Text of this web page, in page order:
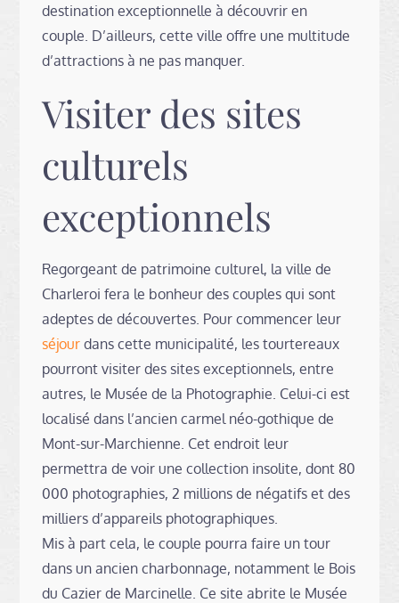
destination exceptionnelle à découvrir en
couple. D’ailleurs, cette ville offre une multitude
d’attractions à ne pas manquer.
Visiter des sites
culturels
exceptionnels
Regorgeant de patrimoine culturel, la ville de
Charleroi fera le bonheur des couples qui sont
adeptes de découvertes. Pour commencer leur
séjour dans cette municipalité, les tourtereaux
pourront visiter des sites exceptionnels, entre
autres, le Musée de la Photographie. Celui-ci est
localisé dans l’ancien carmel néo-gothique de
Mont-sur-Marchienne. Cet endroit leur
permettra de voir une collection insolite, dont 80
000 photographies, 2 millions de négatifs et des
milliers d’appareils photographiques.
Mis à part cela, le couple pourra faire un tour
dans un ancien charbonnage, notamment le Bois
du Cazier de Marcinelle. Ce site abrite le Musée